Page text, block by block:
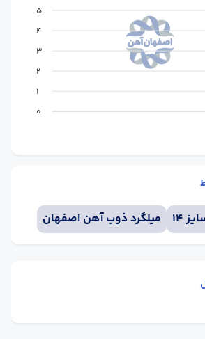
5
4
3
2
1
0
14 میلگرد ذوب آهن اصفهان